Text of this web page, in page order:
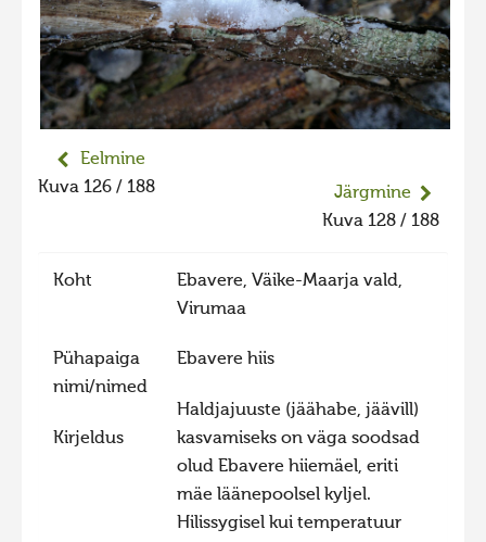
Hiite kuvavõistlus 2025
Hiite kuvavõistlus 2025 lisa
Liikuvad kuvad 2025
Hiite kuvavõistlus 2024 lisa
Hiite kuvavõistlus 2023 lisa
Hiite kuvavõistlus 2022
Hiite kuvavõistlus 2022 lisa
Liikuvad kuvad 2022
Hiite kuvavõistlus 2021 lisa
Eelmine
Kuva 126 / 188
Järgmine
Kuva 128 / 188
Koht
Ebavere, Väike-Maarja vald,
Virumaa
Pühapaiga
nimi/nimed
Ebavere hiis
Kirjeldus
Haldjajuuste (jäähabe, jäävill)
kasvamiseks on väga soodsad
olud Ebavere hiiemäel, eriti
mäe läänepoolsel kyljel.
Hilissygisel kui temperatuur